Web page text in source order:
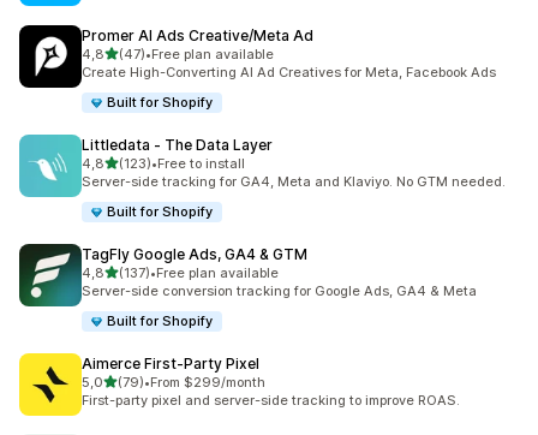
Promer AI Ads Creative/Meta Ad
4,8av 5 stjerner
(47)
Totalt 47 omtaler
•Free plan available
Create High-Converting AI Ad Creatives for Meta, Facebook Ads
Built for Shopify
Littledata ‑ The Data Layer
4,8av 5 stjerner
(123)
Totalt 123 omtaler
•Free to install
Server-side tracking for GA4, Meta and Klaviyo. No GTM needed.
Built for Shopify
TagFly Google Ads, GA4 & GTM
4,8av 5 stjerner
(137)
Totalt 137 omtaler
•Free plan available
Server-side conversion tracking for Google Ads, GA4 & Meta
Built for Shopify
Aimerce First‑Party Pixel
5,0av 5 stjerner
(79)
Totalt 79 omtaler
•From $299/month
First-party pixel and server-side tracking to improve ROAS.